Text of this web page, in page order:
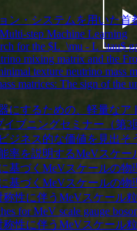
・システムを用いた首
step Machine Learning
for the $L_\mu - L_\tau$
mixing matrix and the
texture neutrino mass
matrices: The sign of the
にするための、軽量なア
ブニングセミナー（第
ジネス的な価値を見出そ
を説明するMeVスケー
基づくMeVスケールの物
基づくMeVスケールの物
称性に伴うMeVスケール
for MeV scale gauge
称性に伴うMeVスケール